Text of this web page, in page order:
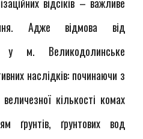
Адже відмова від
у м. Великодолинське
наслідків: починаючи з
кількості комах
ґрунтів, ґрунтових вод